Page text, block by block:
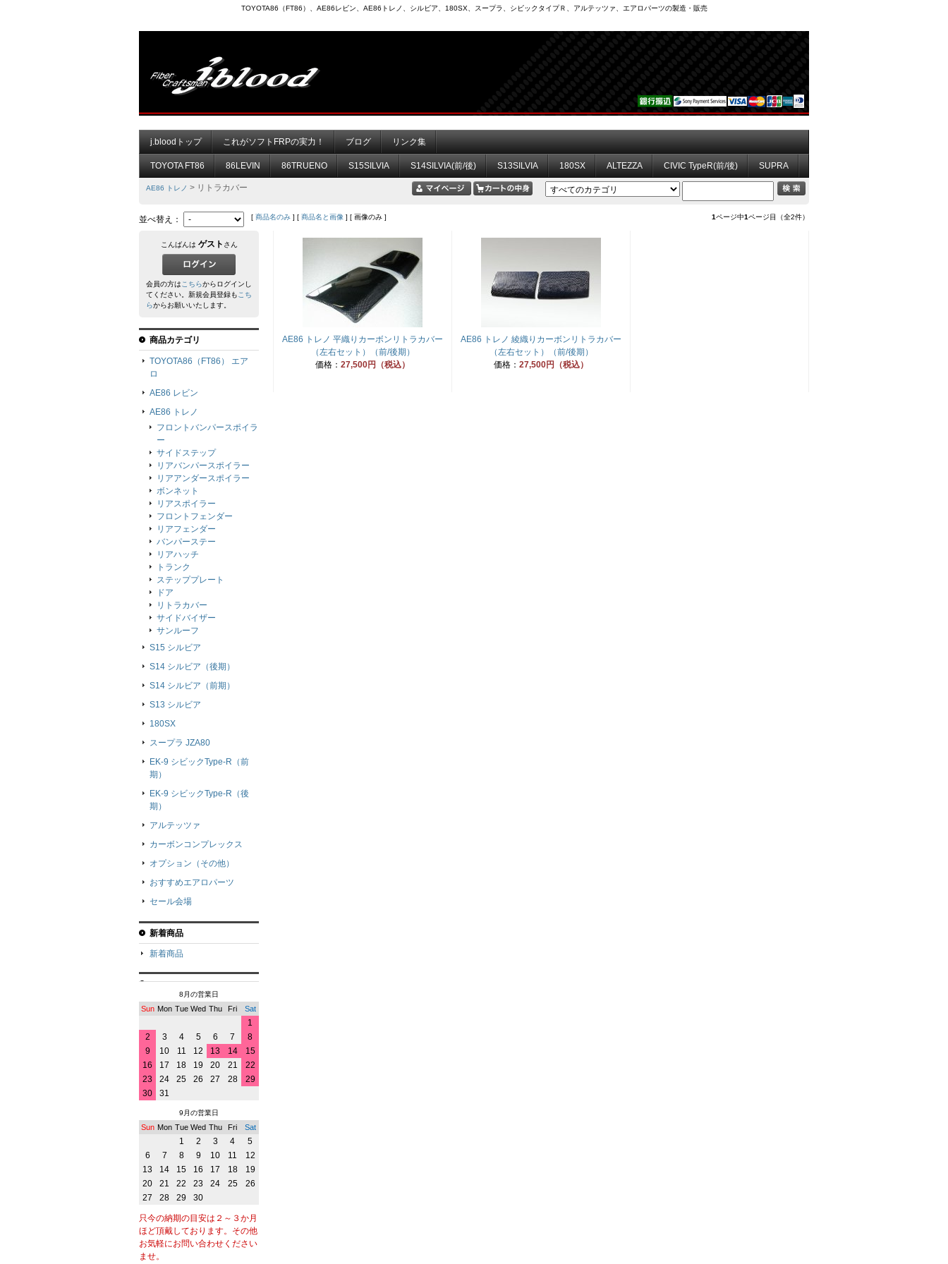
TOYOTA86（FT86）、AE86レビン、AE86トレノ、シルビア、180SX、スープラ、シビックタイプＲ、アルテッツァ、エアロパーツの製造・販売
j.bloodトップ これがソフトFRPの実力！ ブログ リンク集
TOYOTA FT86 86LEVIN 86TRUENO S15SILVIA S14SILVIA(前/後) S13SILVIA 180SX ALTEZZA CIVIC TypeR(前/後) SUPRA
AE86 トレノ > リトラカバー
並べ替え： [ 商品名のみ ] [ 商品名と画像 ] [ 画像のみ ] 1ページ中1ページ目（全2件）
AE86 トレノ 平織りカーボンリトラカバー
（左右セット）（前/後期）
価格： 27,500円（税込）
AE86 トレノ 綾織りカーボンリトラカバー
（左右セット）（前/後期）
価格： 27,500円（税込）
こんばんは ゲスト さん
会員の方はこちらからログインし
てください。新規会員登録もこち
らからお願いいたします。
商品カテゴリ
TOYOTA86（FT86） エア
ロ
AE86 レビン
AE86 トレノ
フロントバンパースポイラ
ー
サイドステップ
リアバンパースポイラー
リアアンダースポイラー
ボンネット
リアスポイラー
フロントフェンダー
リアフェンダー
バンパーステー
リアハッチ
トランク
ステッププレート
ドア
リトラカバー
サイドバイザー
サンルーフ
S15 シルビア
S14 シルビア（後期）
S14 シルビア（前期）
S13 シルビア
180SX
スープラ JZA80
EK-9 シビックType-R（前
期）
EK-9 シビックType-R（後
期）
アルテッツァ
カーボンコンプレックス
オプション（その他）
おすすめエアロパーツ
セール会場
新着商品
新着商品
8月の営業日
Sun Mon Tue Wed Thu Fri Sat
1
2
3 4 5 6 7
8
9
10 11 12 13 14
15
16
17 18 19 20 21
22
23
24 25 26 27 28
29
30
31
9月の営業日
Sun Mon Tue Wed Thu Fri Sat
1 2 3 4
5
6
7 8 9 10 11
12
13
14 15 16 17 18
19
20
21 22 23 24 25
26
27
28 29 30
只今の納期の目安は２～３か月
ほど頂戴しております。その他
お気軽にお問い合わせください
ませ。